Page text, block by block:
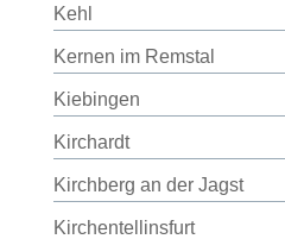
Kehl
Kernen im Remstal
Kiebingen
Kirchardt
Kirchberg an der Jagst
Kirchentellinsfurt